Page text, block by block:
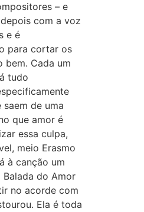
– e
com a voz
e é
para cortar os
bem. Cada um
tudo
de uma
que amor é
essa culpa,
meio Erasmo
à canção um
do Amor
no acorde com
Ela é toda